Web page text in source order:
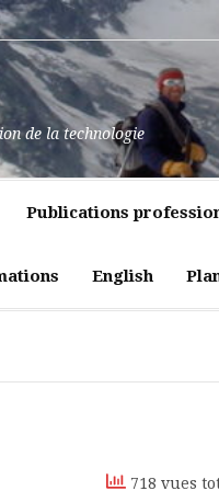
de la technologie
Publications
English
718 vues